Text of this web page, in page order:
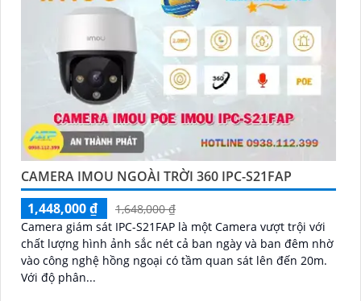
CAMERA IMOU NGOÀI TRỜI 360 IPC-S21FAP
1,448,000 ₫
1,648,000 ₫
Camera giám sát IPC-S21FAP là một Camera vượt trội với
chất lượng hình ảnh sắc nét cả ban ngày và ban đêm nhờ
vào công nghệ hồng ngoại có tầm quan sát lên đến 20m.
Với độ phân...